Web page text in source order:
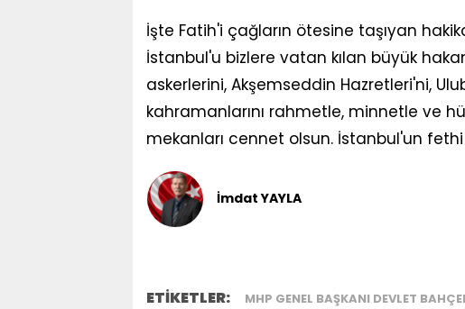
İşte Fatih'i çağların ötesine taşıyan
İstanbul'u bizlere vatan kılan büyük
askerlerini, Akşemseddin Hazretleri'ni,
kahramanlarını rahmetle, minnetle ve
mekanları cennet olsun. İstanbul'un
İmdat YAYLA
ETİKETLER: MHP GENEL BAŞKANI DEVLET